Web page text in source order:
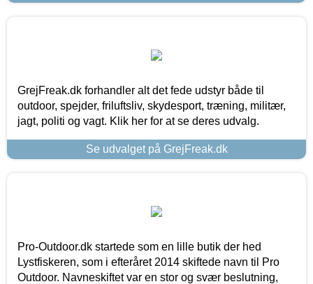
GrejFreak.dk forhandler alt det fede udstyr både til
outdoor, spejder, friluftsliv, skydesport, træning, militær,
jagt, politi og vagt. Klik her for at se deres udvalg.
Se udvalget på GrejFreak.dk
Pro-Outdoor.dk startede som en lille butik der hed
Lystfiskeren, som i efteråret 2014 skiftede navn til Pro
Outdoor. Navneskiftet var en stor og svær beslutning,